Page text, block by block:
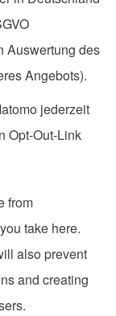
Auswertung des
Angebots).
jederzeit
Opt-Out-Link
from
take here.
also prevent
and creating